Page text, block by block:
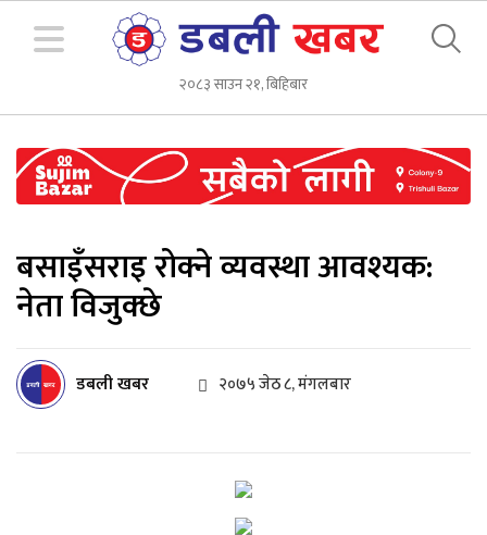
२०८३ साउन २१, बिहिबार
बसाइँसराइ रोक्ने व्यवस्था आवश्यक:
नेता विजुक्छे
डबली खबर २०७५ जेठ ८, मंगलबार